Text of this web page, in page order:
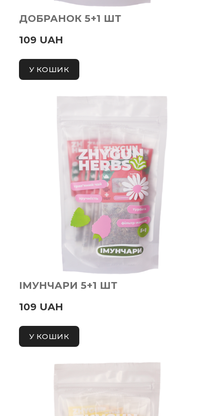
ДОБРАНОК 5+1 ШТ
109 UAH
У КОШИК
ІМУНЧАРИ 5+1 ШТ
109 UAH
У КОШИК